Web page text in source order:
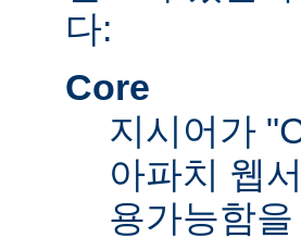
다:
Core
지시어가
아파치 웹
용가능함